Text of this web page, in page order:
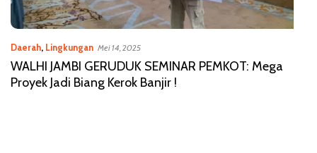
Daerah, Lingkungan Mei 14, 2025
WALHI JAMBI GERUDUK SEMINAR PEMKOT: Mega
Proyek Jadi Biang Kerok Banjir !